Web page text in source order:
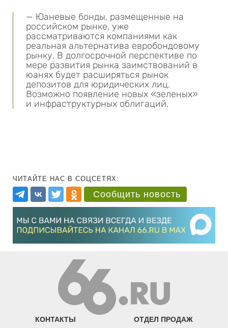
— Юаневые бонды, размещенные на
российском рынке, уже
рассматриваются компаниями как
реальная альтернатива евробондовому
рынку. В долгосрочной перспективе по
мере развития рынка заимствований в
юанях будет расширяться рынок
депозитов для юридических лиц.
Возможно появление новых «зеленых»
и инфраструктурных облигаций.
ЧИТАЙТЕ НАС В СОЦСЕТЯХ:
Сообщить новость
КОНТАКТЫ ОТДЕЛ ПРОДАЖ